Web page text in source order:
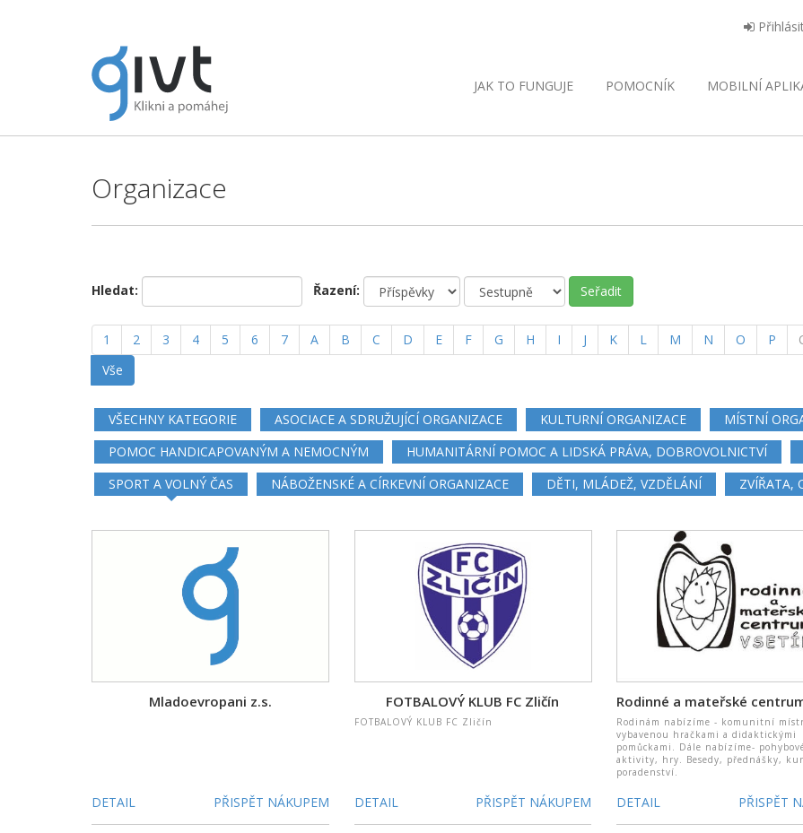
JAK TO FUNGUJE POMOCNÍK MOBILNÍ
Organizace
Hledat: Řazení: Seřadit
1 2 3 4 5 6 7 A B C D E F G H I J K L M N O P
Vše
VŠECHNY KATEGORIE ASOCIACE A SDRUŽUJÍCÍ ORGANIZACE KULTURNÍ ORGANIZACE
MÍSTNÍ
POMOC HANDICAPOVANÝM A NEMOCNÝM
HUMANITÁRNÍ POMOC A LIDSKÁ PRÁVA, DOBROVOLNICTVÍ
SPORT A VOLNÝ ČAS
NÁBOŽENSKÉ A CÍRKEVNÍ ORGANIZACE DĚTI, MLÁDEŽ, VZDĚLÁNÍ ZVÍŘATA,
Mladoevropani z.s.
DETAIL PŘISPĚT NÁKUPEM
FOTBALOVÝ KLUB FC Zličín
FOTBALOVÝ KLUB FC Zličín
DETAIL PŘISPĚT NÁKUPEM
Rodinám nabízíme - komunitní
vybavenou hračkami a didaktickými
pomůckami. Dále nabízíme-
aktivity, hry. Besedy, přednášky,
poradenství.
DETAIL PŘISPĚT